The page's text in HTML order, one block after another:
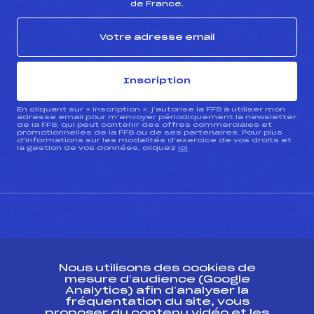
de France.
Inscription
En cliquant sur « inscription », j’autorise la FFS à utiliser mon
adresse email pour m’envoyer périodiquement la newsletter
de la FFS, qui peut contenir des offres commerciales et
promotionnelles de la FFS ou de ses partenaires. Pour plus
d’informations sur les modalités d’exercice de vos droits et
la gestion de vos données, cliquez ici
Ressources
Nous utilisons des cookies de
mesure d’audience (Google
Analytics) afin d’analyser la
fréquentation du site, vous